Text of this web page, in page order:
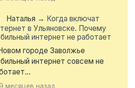
Наталья → Когда включат
в Ульяновске. Почему
интернет не работает
городе Заволжье
интернет совсем не
9 месяцев назад